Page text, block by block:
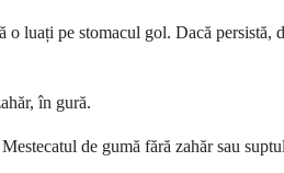
luați pe stomacul gol. Dacă
în gură.
de gumă fără zahăr sau